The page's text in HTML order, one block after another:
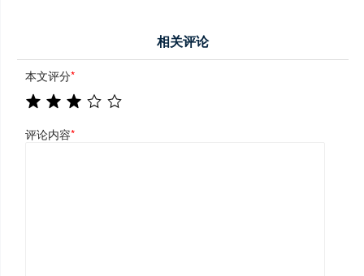
相关评论
本文评分*
评论内容*